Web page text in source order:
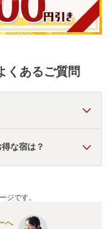
くあるご質問
テル」 ・
」などの旅館・ホテル
な宿は？
ジです。
へ